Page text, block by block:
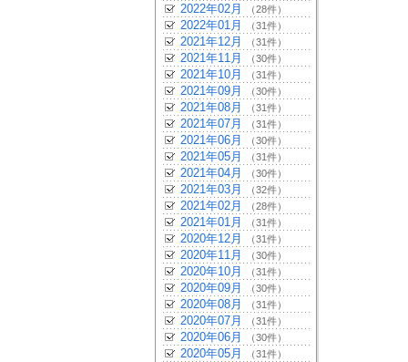
2022年02月 （28件）
2022年01月 （31件）
2021年12月 （31件）
2021年11月 （30件）
2021年10月 （31件）
2021年09月 （30件）
2021年08月 （31件）
2021年07月 （31件）
2021年06月 （30件）
2021年05月 （31件）
2021年04月 （30件）
2021年03月 （32件）
2021年02月 （28件）
2021年01月 （31件）
2020年12月 （31件）
2020年11月 （30件）
2020年10月 （31件）
2020年09月 （30件）
2020年08月 （31件）
2020年07月 （31件）
2020年06月 （30件）
2020年05月 （31件）